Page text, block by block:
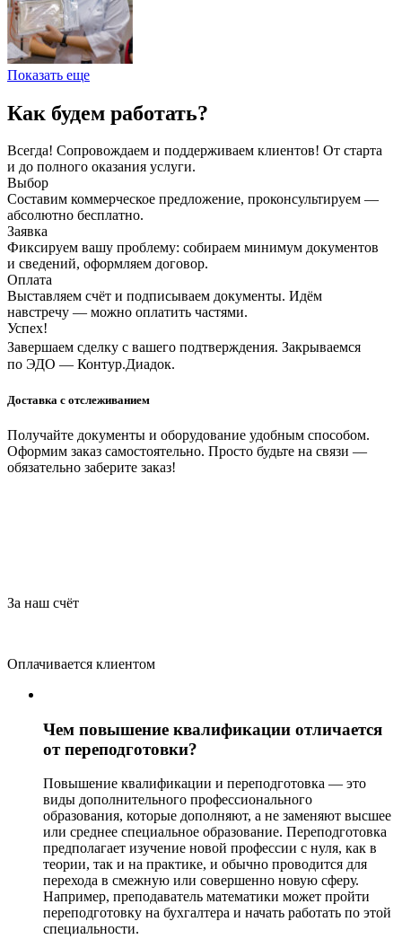
Показать еще
Как будем работать?
Всегда! Сопровождаем и поддерживаем клиентов! От старта
и до полного оказания услуги.
Выбор
Составим коммерческое предложение, проконсультируем —
абсолютно бесплатно.
Заявка
Фиксируем вашу проблему: собираем минимум документов
и сведений, оформляем договор.
Оплата
Выставляем счёт и подписываем документы. Идём
навстречу — можно оплатить частями.
Успех!
Завершаем сделку с вашего подтверждения. Закрываемся
по ЭДО — Контур.Диадок.
Доставка с отслеживанием
Получайте документы и оборудование удобным способом.
Оформим заказ самостоятельно. Просто будьте на связи —
обязательно заберите заказ!
За наш счёт
Оплачивается клиентом
Чем повышение квалификации отличается
от переподготовки?
Повышение квалификации и переподготовка — это
виды дополнительного профессионального
образования, которые дополняют, а не заменяют высшее
или среднее специальное образование. Переподготовка
предполагает изучение новой профессии с нуля, как в
теории, так и на практике, и обычно проводится для
перехода в смежную или совершенно новую сферу.
Например, преподаватель математики может пройти
переподготовку на бухгалтера и начать работать по этой
специальности.